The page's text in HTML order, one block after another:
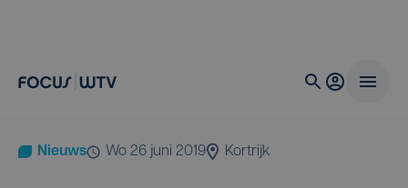
Nieuws wo 26 juni 2019 Kortrijk